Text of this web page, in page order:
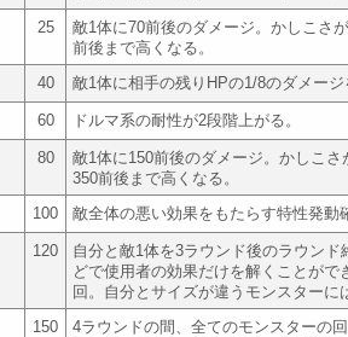
25
敵1体に70前後のダメージ。かしこさ
前後まで高くなる。
40 敵1体に相手の残りHPの1/8のダメー
60 ドルマ系の耐性が2段階上がる。
80
敵1体に150前後のダメージ。かしこ
350前後まで高くなる。
100 敵全体の悪い効果をもたらす特性発動
120
自分と敵1体を3ラウンド後のラウン
どで使用者の効果だけを解くことが
回。自分とサイズが違うモンスターに
150
4ラウンドの間、全てのモンスターの